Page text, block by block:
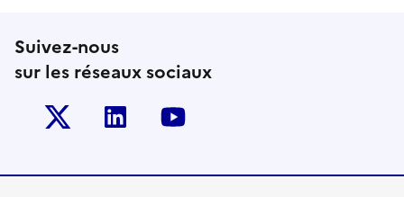
Suivez-nous
sur les réseaux sociaux
Twitter-x Linkedin